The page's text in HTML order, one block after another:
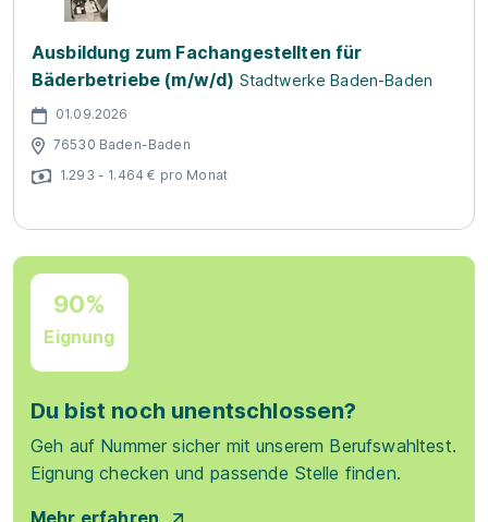
Ausbildung zum Fachangestellten für
Bäderbetriebe (m/w/d) Stadtwerke Baden-Baden
01.09.2026
76530 Baden-Baden
1.293 - 1.464 € pro Monat
90%
Eignung
Du bist noch unentschlossen?
Geh auf Nummer sicher mit unserem Berufswahltest.
Eignung checken und passende Stelle finden.
Mehr erfahren